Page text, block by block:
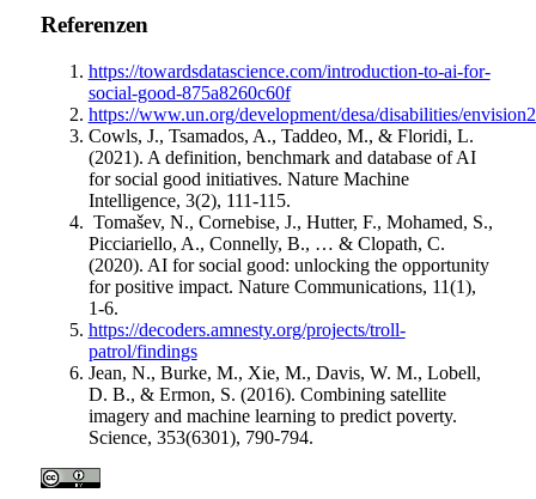
Referenzen
https://towardsdatascience.com/introduction-to-ai-for-
social-good-875a8260c60f
https://www.un.org/development/desa/disabilities/
Cowls, J., Tsamados, A., Taddeo, M., & Floridi, L.
(2021). A definition, benchmark and database of AI
for social good initiatives. Nature Machine
Intelligence, 3(2), 111-115.
Tomašev, N., Cornebise, J., Hutter, F., Mohamed, S.,
Picciariello, A., Connelly, B., … & Clopath, C.
(2020). AI for social good: unlocking the opportunity
for positive impact. Nature Communications, 11(1),
1-6.
https://decoders.amnesty.org/projects/troll-
patrol/findings
Jean, N., Burke, M., Xie, M., Davis, W. M., Lobell,
D. B., & Ermon, S. (2016). Combining satellite
imagery and machine learning to predict poverty.
Science, 353(6301), 790-794.